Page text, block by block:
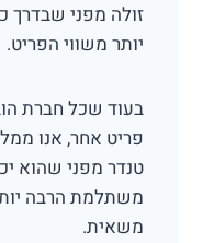
זולה מפני שבדרך
יותר משווי הפריט.
בעוד שכל חברת
פריט אחר, אנו
טנדר מפני שהוא
משתלמת הרבה
משאית.